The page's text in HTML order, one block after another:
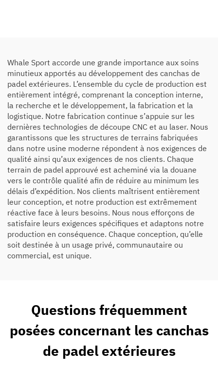
Whale Sport accorde une grande importance aux soins
minutieux apportés au développement des canchas de
padel extérieures. L’ensemble du cycle de production est
entièrement intégré, comprenant la conception interne,
la recherche et le développement, la fabrication et la
logistique. Notre fabrication continue s’appuie sur les
dernières technologies de découpe CNC et au laser. Nous
garantissons que les structures de terrains fabriquées
dans notre usine moderne répondent à nos exigences de
qualité ainsi qu’aux exigences de nos clients. Chaque
terrain de padel approuvé est acheminé via la douane
vers le contrôle qualité afin de réduire au minimum les
délais d’expédition. Nos clients maîtrisent entièrement
leur conception, et notre production est extrêmement
réactive face à leurs besoins. Nous nous efforçons de
satisfaire leurs exigences spécifiques et adaptons notre
production en conséquence. Chaque conception, qu’elle
soit destinée à un usage privé, communautaire ou
commercial, est unique.
Questions fréquemment
posées concernant les canchas
de padel extérieures